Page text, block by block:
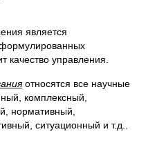
является
качество управления.
относятся все научные
комплексный,
нормативный,
ситуационный и т.д..